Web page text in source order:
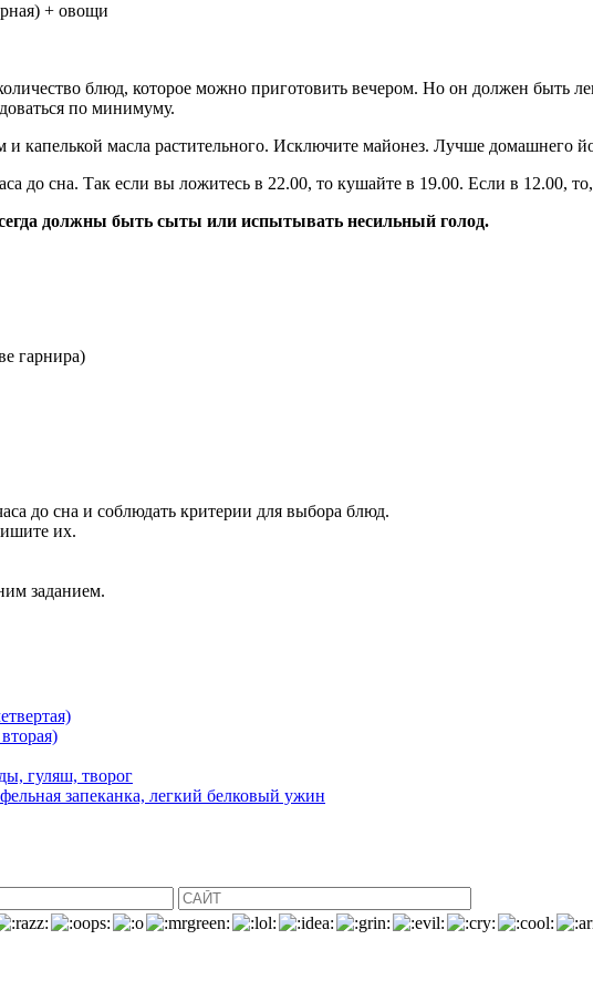
+ овощи
блюд, которое можно приготовить вечером. Но он должен быть
по минимуму.
и капелькой масла растительного. Исключите майонез. Лучше домашнего
до сна. Так если вы ложитесь в 22.00, то кушайте в 19.00. Если в 12.00,
должны быть сыты или испытывать несильный голод.
гарнира)
до сна и соблюдать критерии для выбора блюд.
их.
заданием.
гуляш, творог
запеканка, легкий белковый ужин